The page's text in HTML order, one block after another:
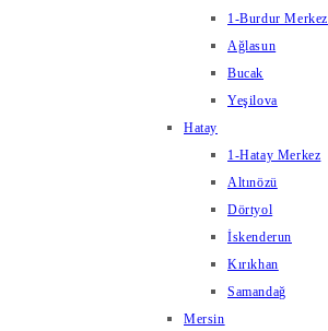
1-Burdur Merkez
Ağlasun
Bucak
Yeşilova
Hatay
1-Hatay Merkez
Altınözü
Dörtyol
İskenderun
Kırıkhan
Samandağ
Mersin